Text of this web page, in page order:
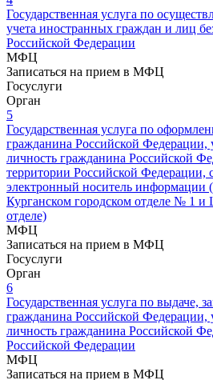
Государственная услуга по
учета иностранных граждан и лиц
Российской Федерации
МФЦ
Записаться на прием в МФЦ
Госуслуги
Орган
5
Государственная услуга по
гражданина Российской Федерации,
личность гражданина Российской
территории Российской Федерации,
электронный носитель информации
Курганском городском отделе № 1
отделе)
МФЦ
Записаться на прием в МФЦ
Госуслуги
Орган
6
Государственная услуга по выдаче,
гражданина Российской Федерации,
личность гражданина Российской
Российской Федерации
МФЦ
Записаться на прием в МФЦ